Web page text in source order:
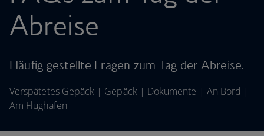
Abreise
Häufig gestellte Fragen zum Tag der Abreise.
Verspätetes Gepäck | Gepäck| Dokumente | An Bord |
Am Flughafen